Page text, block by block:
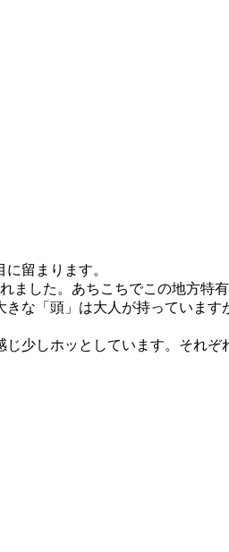
留まります。
した。あちこちでこの地方特
な「頭」は大人が持っていま
少しホッとしています。それ